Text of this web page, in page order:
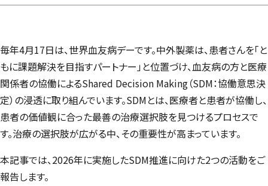
毎年4月17日は、世界血友病デーです。中外製薬は、患者さんを「と
もに課題解決を目指すパートナー」と位置づけ、血友病の方と医療
関係者の協働によるShared Decision Making（SDM：協働意思決
定）の浸透に取り組んでいます。SDMとは、医療者と患者が協働し、
患者の価値観に合った最善の治療選択肢を見つけるプロセスで
す。治療の選択肢が広がる中、その重要性が高まっています。
本記事では、2026年に実施したSDM推進に向けた2つの活動をご
報告します。